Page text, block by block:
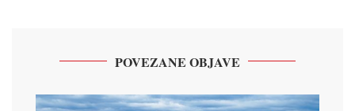
POVEZANE OBJAVE